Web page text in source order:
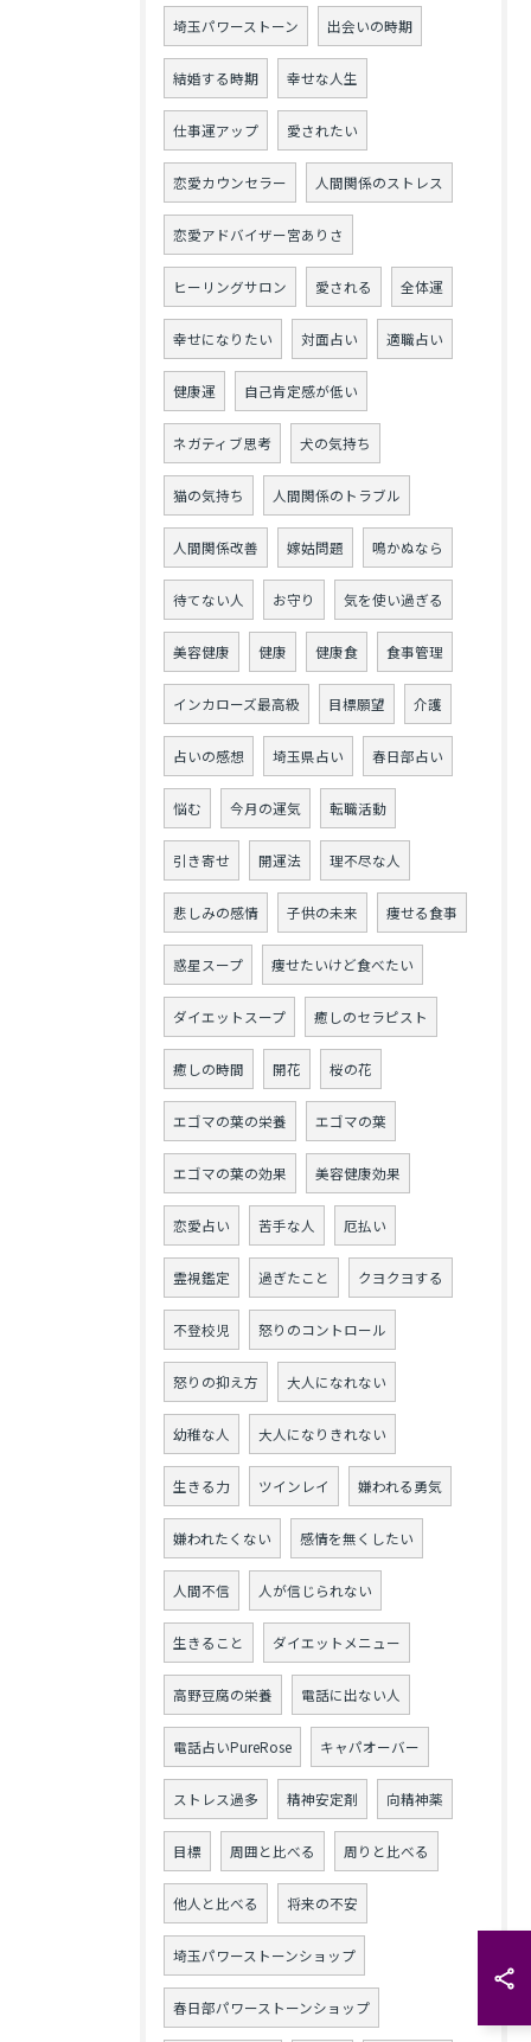
埼玉パワーストーン 出会いの時期
結婚する時期 幸せな人生
仕事運アップ 愛されたい
恋愛カウンセラー 人間関係のストレス
恋愛アドバイザー宮ありさ
ヒーリングサロン 愛される 全体運
幸せになりたい 対面占い 適職占い
健康運 自己肯定感が低い
ネガティブ思考 犬の気持ち
猫の気持ち 人間関係のトラブル
人間関係改善 嫁姑問題 鳴かぬなら
待てない人 お守り 気を使い過ぎる
美容健康 健康 健康食 食事管理
インカローズ最高級 目標願望 介護
占いの感想 埼玉県占い 春日部占い
悩む 今月の運気 転職活動
引き寄せ 開運法 理不尽な人
悲しみの感情 子供の未来 痩せる食事
惑星スープ 痩せたいけど食べたい
ダイエットスープ 癒しのセラピスト
癒しの時間 開花 桜の花
エゴマの葉の栄養 エゴマの葉
エゴマの葉の効果 美容健康効果
恋愛占い 苦手な人 厄払い
霊視鑑定 過ぎたこと クヨクヨする
不登校児 怒りのコントロール
怒りの抑え方 大人になれない
幼稚な人 大人になりきれない
生きる力 ツインレイ 嫌われる勇気
嫌われたくない 感情を無くしたい
人間不信 人が信じられない
生きること ダイエットメニュー
高野豆腐の栄養 電話に出ない人
電話占いPureRose キャパオーバー
ストレス過多 精神安定剤 向精神薬
目標 周囲と比べる 周りと比べる
他人と比べる 将来の不安
埼玉パワーストーンショップ
春日部パワーストーンショップ